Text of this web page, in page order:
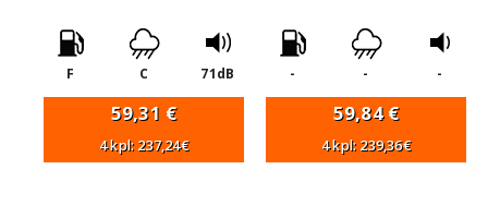
F C 71dB
59,31 €
4 kpl: 237,24€
- - -
59,84€
4 kpl: 239,36€